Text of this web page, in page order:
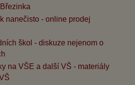
nanečisto - online prodej
škol - diskuze nejenom o
na VŠE a další VŠ - materiály